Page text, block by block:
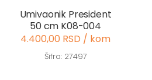
Umivaonik President
50 cm K08-004
4.400,00 RSD / kom
Šifra: 27497